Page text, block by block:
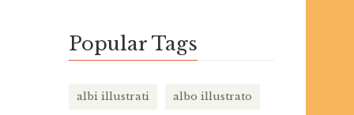
Popular Tags
albi illustrati albo illustrato